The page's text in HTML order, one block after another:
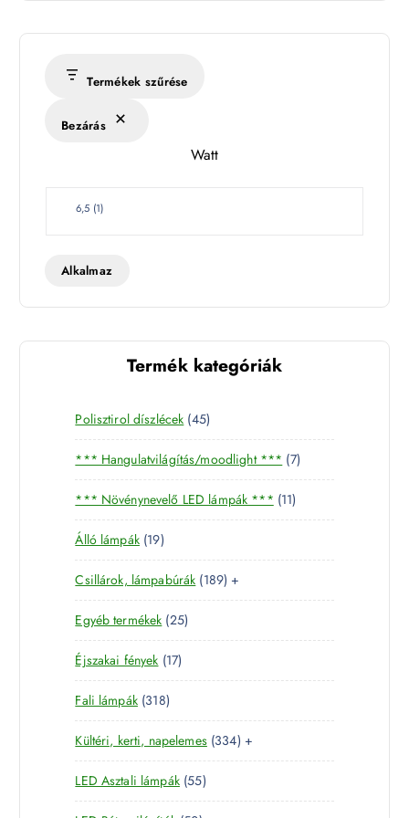
é
s
k
Termékek szűrése
Bezárás
Watt
W
t
6,5 (1)
Alkalmaz
Termék kategóriák
Polisztirol díszlécek 454
5
t
e
r
m
k
*** Hangulatvilágítás/moodlight *** 77
t
r
é
*** Növénynevelő LED lámpák *** 111
1
e
m
k
Álló lámpák 191
9
t
e
r
m
é
k
Csillárok, lámpabúrák 1891
8
t
r
é
k
+
Egyéb termékek 252
5
e
m
é
k
Éjszakai fények 171
7
e
r
m
é
k
Fali lámpák 3183
1
8
t
e
r
Kültéri, kerti, napelemes 3343
3
t
+
LED Asztali lámpák 555
5